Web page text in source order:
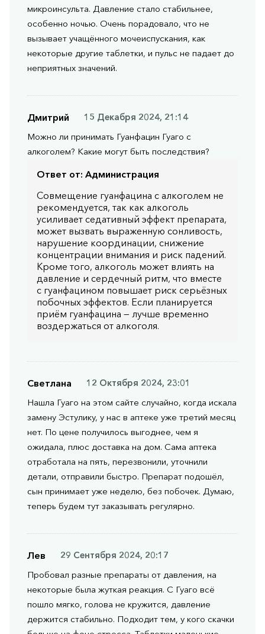
микроинсульта. Давление стало стабильнее,
особенно ночью. Очень порадовало, что не
вызывает учащённого мочеиспускания, как
некоторые другие таблетки, и пульс не падает до
неприятных значений.
Дмитрий
15 Декабря 2024, 21:14
Можно ли принимать Гуанфацин Гуаго с
алкоголем? Какие могут быть последствия?
Ответ от: Администрация
Совмещение гуанфацина с алкоголем не
рекомендуется, так как алкоголь
усиливает седативный эффект препарата,
может вызвать выраженную сонливость,
нарушение координации, снижение
концентрации внимания и риск падений.
Кроме того, алкоголь может влиять на
давление и сердечный ритм, что вместе
с гуанфацином повышает риск серьёзных
побочных эффектов. Если планируется
приём гуанфацина — лучше временно
воздержаться от алкоголя.
Светлана
12 Октября 2024, 23:01
Нашла Гуаго на этом сайте случайно, когда искала
замену Эстулику, у нас в аптеке уже третий месяц
нет. По цене получилось выгоднее, чем я
ожидала, плюс доставка на дом. Сама аптека
отработала на пять, перезвонили, уточнили
детали, отправили быстро. Препарат подошёл,
сын принимает уже неделю, без побочек. Думаю,
теперь будем тут заказывать регулярно.
Лев
29 Сентября 2024, 20:17
Пробовал разные препараты от давления, на
некоторые была жуткая реакция. С Гуаго всё
пошло мягко, голова не кружится, давление
держится стабильно. Подходит тем, у кого скачки